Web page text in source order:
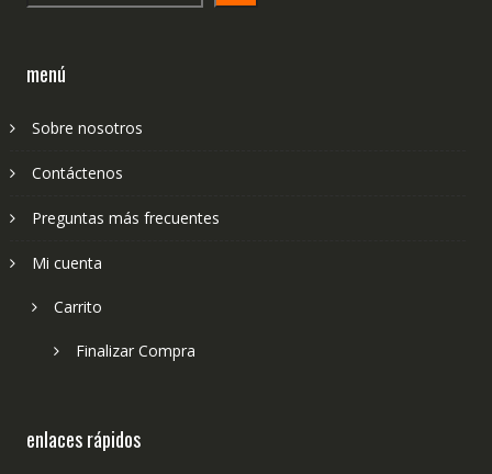
menú
Sobre nosotros
Contáctenos
Preguntas más frecuentes
Mi cuenta
Carrito
Finalizar Compra
enlaces rápidos